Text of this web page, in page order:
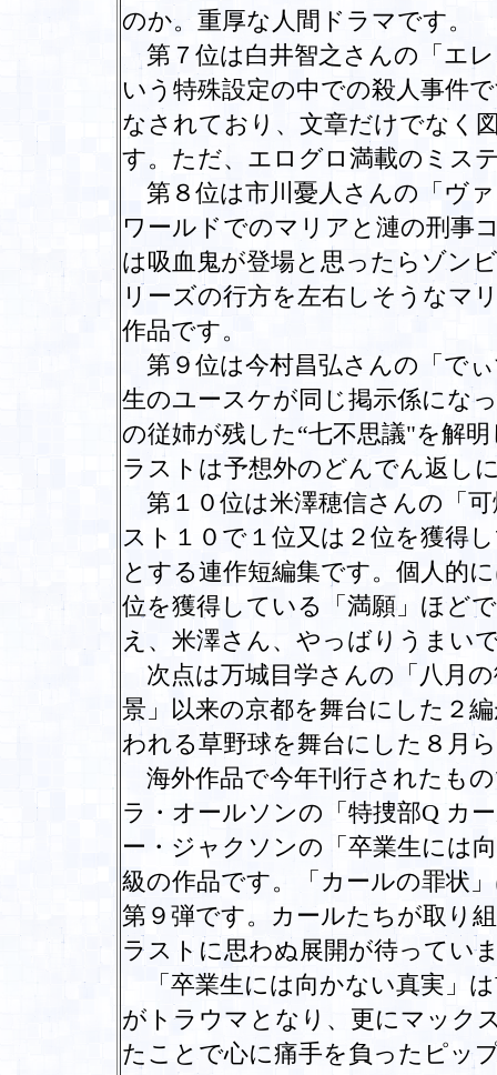
のか。重厚な人間ドラマです。
第７位は白井智之さんの「エ
いう特殊設定の中での殺人事件
なされており、文章だけでなく
す。ただ、エログロ満載のミス
第８位は市川憂人さんの「ヴ
ワールドでのマリアと漣の刑事
は吸血鬼が登場と思ったらゾン
リーズの行方を左右しそうなマ
作品です。
第９位は今村昌弘さんの「で
生のユースケが同じ掲示係にな
の従姉が残した“七不思議"を解
ラストは予想外のどんでん返し
第１０位は米澤穂信さんの「
スト１０で１位又は２位を獲得
とする連作短編集です。個人的
位を獲得している「満願」ほど
え、米澤さん、やっばりうまい
次点は万城目学さんの「八月
景」以来の京都を舞台にした２
われる草野球を舞台にした８月
海外作品で今年刊行されたも
ラ・オールソンの「特捜部Q カ
ー・ジャクソンの「卒業生には
級の作品です。「カールの罪状
第９弾です。カールたちが取り
ラストに思わぬ展開が待ってい
「卒業生には向かない真実」
がトラウマとなり、更にマック
たことで心に痛手を負ったピッ